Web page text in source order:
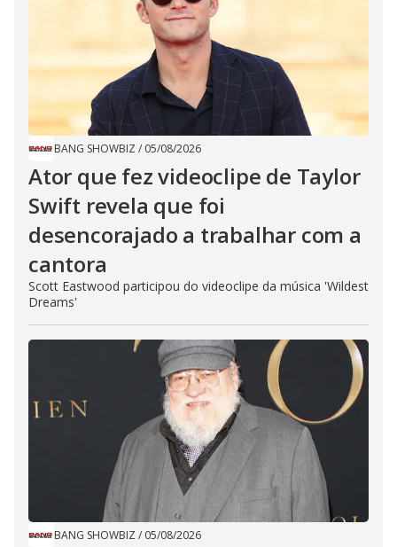
BANG SHOWBIZ / 05/08/2026
Ator que fez videoclipe de Taylor
Swift revela que foi
desencorajado a trabalhar com a
cantora
Scott Eastwood participou do videoclipe da música 'Wildest
Dreams'
BANG SHOWBIZ / 05/08/2026